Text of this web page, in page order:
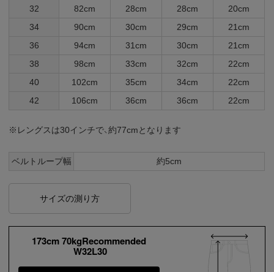
32 82cm 28cm 28cm
20cm
34
90cm 30cm 29cm
21cm
36
94cm 31cm 30cm
21cm
38
98cm 33cm 32cm
22cm
40
102cm 35cm 34cm
22cm
42
106cm 36cm 36cm 22cm
※レングスは30インチで、約77cmとなります
ベルトループ幅 約5cm
サイズの測り方
173cm 70kgRecommended
W32L30